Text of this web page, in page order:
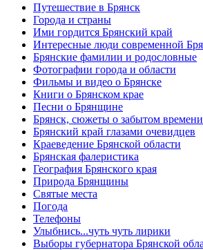
Путешествие в Брянск
Города и страны
Ими гордится Брянский край
Интересные люди современной
Брянские фамилии и родословные
Фотографии города и области
Фильмы и видео о Брянске
Книги о Брянском крае
Песни о Брянщине
Брянск, сюжеты о забытом времени
Брянский край глазами очевидцев
Краеведение Брянской области
Брянская фалеристика
География Брянского края
Природа Брянщины
Святые места
Погода
Телефоны
Улыбнись...чуть чуть лирики
Выборы губернатора Брянской